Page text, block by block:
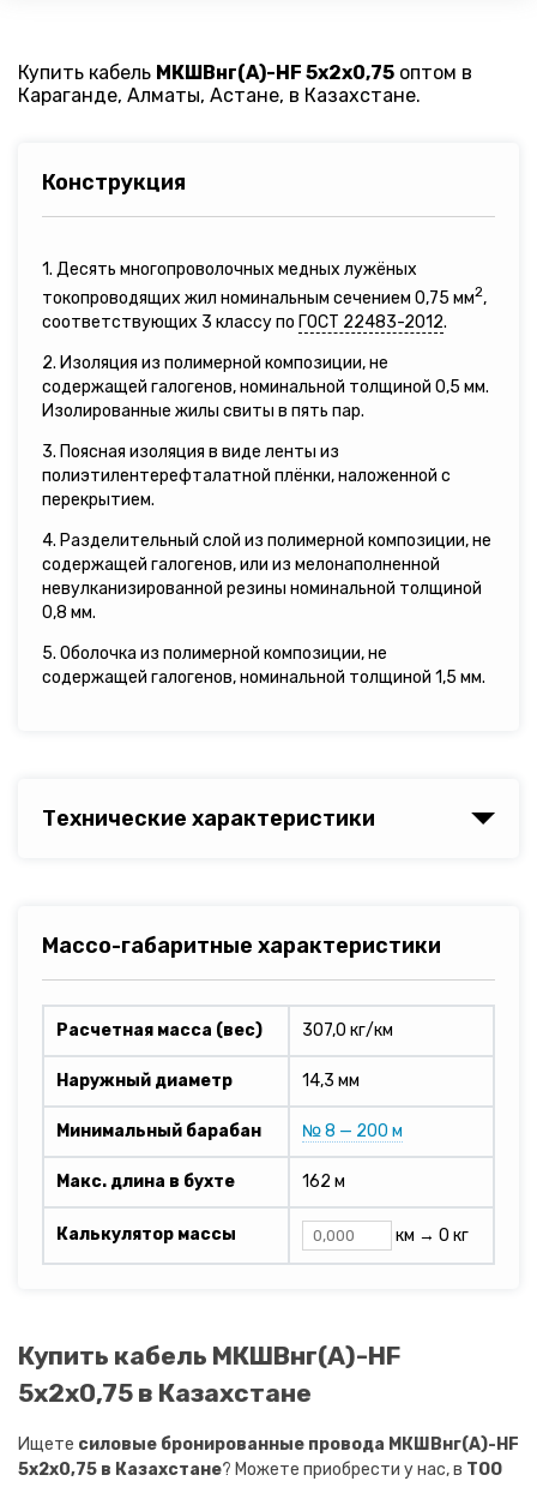
Купить кабель МКШВнг(A)-HF 5х2х0,75 оптом в
Караганде, Алматы, Астане, в Казахстане.
Конструкция
1. Десять многопроволочных медных лужёных
токопроводящих жил номинальным сечением 0,75 мм2,
соответствующих 3 классу по ГОСТ 22483-2012.
2. Изоляция из полимерной композиции, не
содержащей галогенов, номинальной толщиной 0,5 мм.
Изолированные жилы свиты в пять пар.
3. Поясная изоляция в виде ленты из
полиэтилентерефталатной плёнки, наложенной с
перекрытием.
4. Разделительный слой из полимерной композиции, не
содержащей галогенов, или из мелонаполненной
невулканизированной резины номинальной толщиной
0,8 мм.
5. Оболочка из полимерной композиции, не
содержащей галогенов, номинальной толщиной 1,5 мм.
Технические характеристики
Массо-габаритные характеристики
Расчетная масса (вес) 307,0 кг/км
Наружный диаметр 14,3 мм
Минимальный барабан № 8 — 200 м
Макс. длина в бухте 162 м
Калькулятор массы км → 0 кг
Купить кабель МКШВнг(A)-HF
5х2х0,75 в Казахстане
Ищете силовые бронированные провода МКШВнг(A)-HF
5х2х0,75 в Казахстане? Можете приобрести у нас, в ТОО